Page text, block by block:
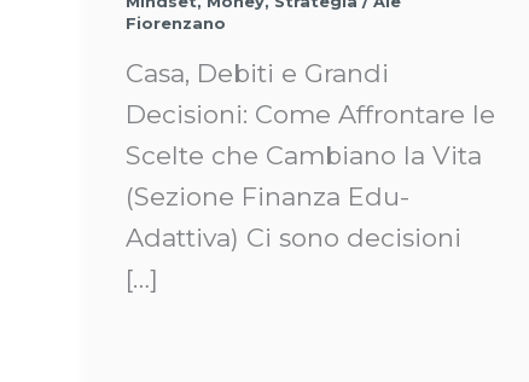
Fiorenzano
Casa, Debiti e Grandi
Decisioni: Come Affrontare le
Scelte che Cambiano la Vita
(Sezione Finanza Edu-
Adattiva) Ci sono decisioni
[…]